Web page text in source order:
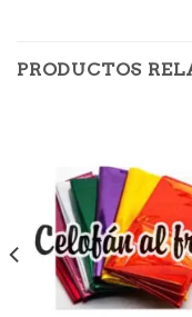
PRODUCTOS